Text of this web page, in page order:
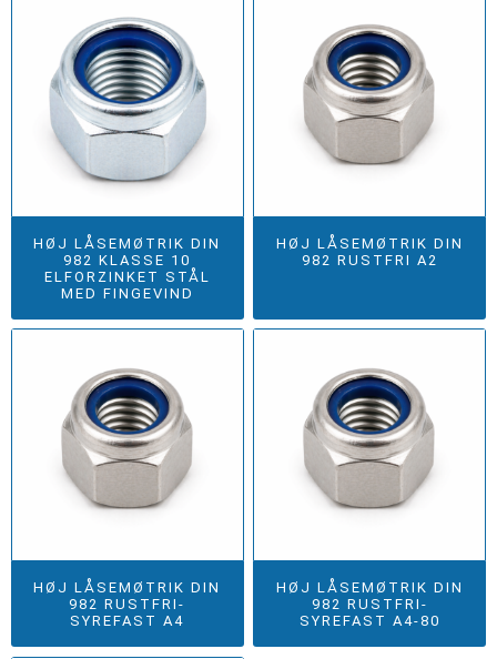
HØJ LÅSEMØTRIK DIN
982 KLASSE 10
ELFORZINKET STÅL
MED FINGEVIND
HØJ LÅSEMØTRIK DIN
982 RUSTFRI A2
HØJ LÅSEMØTRIK DIN
982 RUSTFRI-
SYREFAST A4
HØJ LÅSEMØTRIK DIN
982 RUSTFRI-
SYREFAST A4-80